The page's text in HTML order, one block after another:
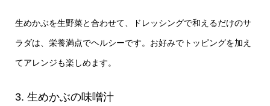
生めかぶを生野菜と合わせて、ドレッシングで和えるだけのサ
ラダは、栄養満点でヘルシーです。お好みでトッピングを加え
てアレンジも楽しめます。
3. 生めかぶの味噌汁